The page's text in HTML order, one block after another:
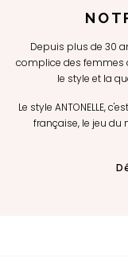
Depuis plus de 30
complice des femmes
le style et la
Le style ANTONELLE,
française, le jeu du